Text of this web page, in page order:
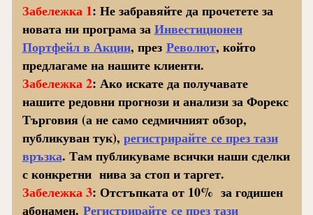
Забележка 1: Не забравяйте да прочетете за
новата ни програма заИнвестиционен
Портфейл в Акции, през Револют, който
предлагаме на нашите клиенти.
Забележка 2: Ако искате да получавате
нашите редовни прогнози и анализи за Форекс
Търговия (а не само седмичният обзор,
публикуван тук), регистрирайте се през тази
връзка. Там публикуваме всички наши сделки
с конкретни нива за стоп и таргет.
Забележка 3: Отстъпката от 10% за годишен
абонамен. Регистрирайте се през тази